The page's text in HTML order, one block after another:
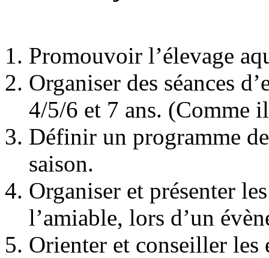
Promouvoir l’élevage
Organiser des séances
4/5/6 et 7 ans. (Comme
Définir un programme
saison.
Organiser et présenter
l’amiable, lors d’un
Orienter et conseiller les